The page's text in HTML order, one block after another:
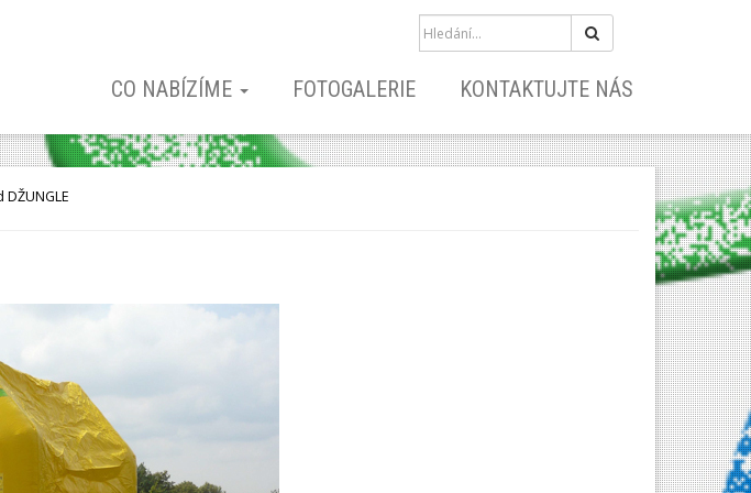
CO NABÍZÍME FOTOGALERIE KONTAKTUJTE NÁS
DŽUNGLE